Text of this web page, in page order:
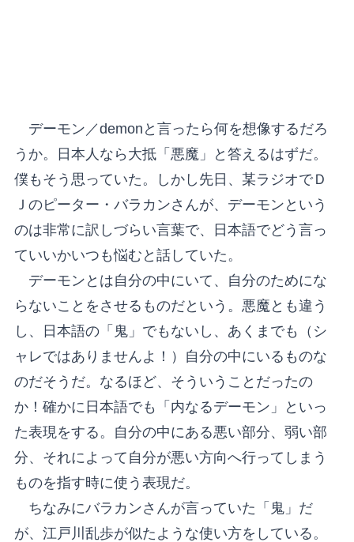
デーモン／demonと言ったら何を想像するだろ
うか。日本人なら大抵「悪魔」と答えるはずだ。
僕もそう思っていた。しかし先日、某ラジオでＤ
Ｊのピーター・バラカンさんが、デーモンという
のは非常に訳しづらい言葉で、日本語でどう言っ
ていいかいつも悩むと話していた。
デーモンとは自分の中にいて、自分のためにな
らないことをさせるものだという。悪魔とも違う
し、日本語の「鬼」でもないし、あくまでも（シ
ャレではありませんよ！）自分の中にいるものな
のだそうだ。なるほど、そういうことだったの
か！確かに日本語でも「内なるデーモン」といっ
た表現をする。自分の中にある悪い部分、弱い部
分、それによって自分が悪い方向へ行ってしまう
ものを指す時に使う表現だ。
ちなみにバラカンさんが言っていた「鬼」だ
が、江戸川乱歩が似たような使い方をしている。